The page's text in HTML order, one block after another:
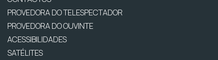
PROVEDORA DO TELESPECTADOR
PROVEDORA DO OUVINTE
ACESSIBILIDADES
SATÉLITES